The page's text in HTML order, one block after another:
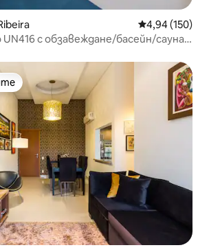
Средна
4,94 (150)
с обзавеждане/басейн/сауна/